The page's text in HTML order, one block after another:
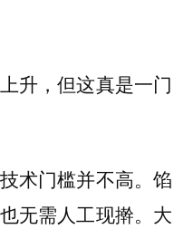
升，但这真是一门
术门槛并不高。馅
无需人工现擀。大